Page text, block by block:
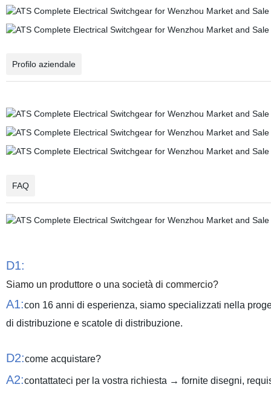
Profilo aziendale
FAQ
D1:
Siamo un produttore o una società di commercio?
A1:con 16 anni di esperienza, siamo specializzati nella
di distribuzione e scatole di distribuzione.
D2:come acquistare?
A2:contattateci per la vostra richiesta → fornite disegni,